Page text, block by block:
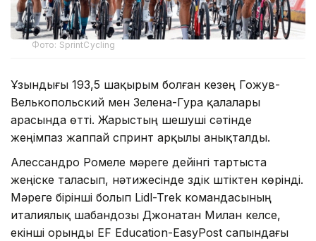
Фото: SprintCycling
Ұзындығы 193,5 шақырым болған кезең Гожув-
Велькопольский мен Зелена-Гура қалалары
арасында өтті. Жарыстың шешуші сәтінде
жеңімпаз жаппай спринт арқылы анықталды.
Алессандро Ромеле мәреге дейінгі тартыста
жеңіске таласып, нәтижесінде үздік үштіктен көрінді.
Мәреге бірінші болып Lidl-Trek командасының
италиялық шабандозы Джонатан Милан келсе,
екінші орынды EF Education-EasyPost сапындағы